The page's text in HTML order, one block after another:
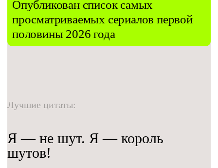
Опубликован список самых
просматриваемых сериалов первой
половины 2026 года
Лучшие цитаты:
Я — не шут. Я — король
шутов!